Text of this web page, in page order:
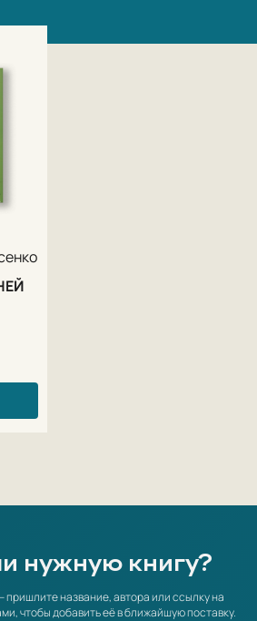
нужную книгу?
название, автора или ссылку на
чтобы добавить её в ближайшую поставку.